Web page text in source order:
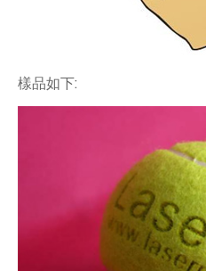
樣品如下: